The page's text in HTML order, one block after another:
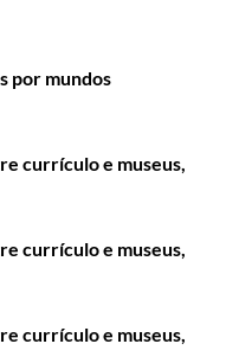
por mundos
currículo e museus,
currículo e museus,
currículo e museus,